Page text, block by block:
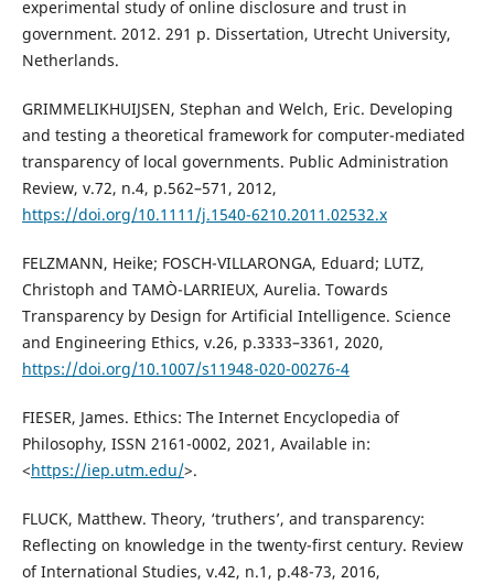
experimental study of online disclosure and trust in
government. 2012. 291 p. Dissertation, Utrecht University,
Netherlands.
GRIMMELIKHUIJSEN, Stephan and Welch, Eric. Developing
and testing a theoretical framework for computer-mediated
transparency of local governments. Public Administration
Review, v.72, n.4, p.562–571, 2012,
https://doi.org/10.1111/j.1540-6210.2011.02532.x
FELZMANN, Heike; FOSCH-VILLARONGA, Eduard; LUTZ,
Christoph and TAMÒ-LARRIEUX, Aurelia. Towards
Transparency by Design for Artificial Intelligence. Science
and Engineering Ethics, v.26, p.3333–3361, 2020,
https://doi.org/10.1007/s11948-020-00276-4
FIESER, James. Ethics: The Internet Encyclopedia of
Philosophy, ISSN 2161-0002, 2021, Available in:
<https://iep.utm.edu/>.
FLUCK, Matthew. Theory, ‘truthers’, and transparency:
Reflecting on knowledge in the twenty-first century. Review
of International Studies, v.42, n.1, p.48-73, 2016,